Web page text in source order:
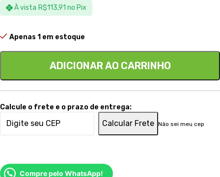
À vista R$113,91 no Pix
Apenas 1 em estoque
ADICIONAR AO CARRINHO
Calcule o frete e o prazo de entrega:
Calcular Frete Não sei meu cep
Compre pelo WhatsApp!